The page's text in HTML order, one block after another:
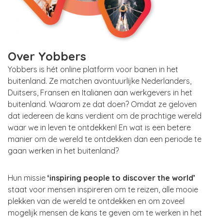
Over Yobbers
Yobbers is hét online platform voor banen in het
buitenland. Ze matchen avontuurlijke Nederlanders,
Duitsers, Fransen en Italianen aan werkgevers in het
buitenland. Waarom ze dat doen? Omdat ze geloven
dat iedereen de kans verdient om de prachtige wereld
waar we in leven te ontdekken! En wat is een betere
manier om de wereld te ontdekken dan een periode te
gaan werken in het buitenland?
Hun missie ‘inspiring people to discover the world’
staat voor mensen inspireren om te reizen, alle mooie
plekken van de wereld te ontdekken en om zoveel
mogelijk mensen de kans te geven om te werken in het